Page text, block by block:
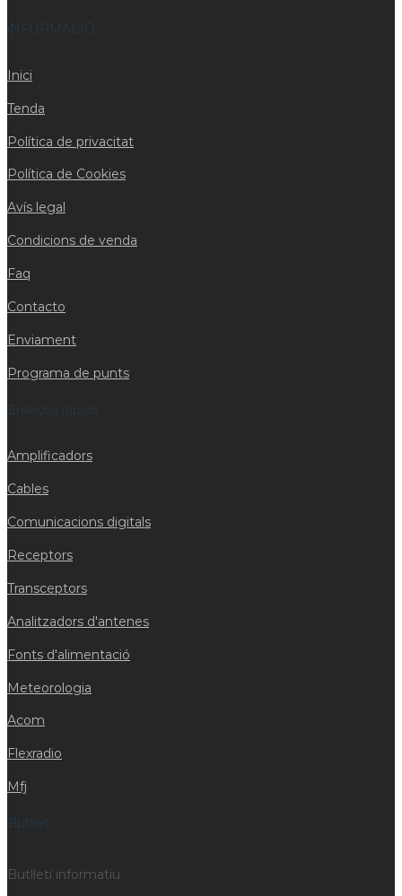
iNFORMACIÓ
Inici
Tenda
Política de privacitat
Política de Cookies
Avís legal
Condicions de venda
Faq
Contacto
Enviament
Programa de punts
Enllaços ràpids
Amplificadors
Cables
Comunicacions digitals
Receptors
Transceptors
Analitzadors d'antenes
Fonts d'alimentació
Meteorologia
Acom
Flexradio
Mfj
Butlletí
Butlletí informatiu